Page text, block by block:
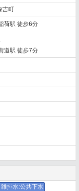
吉町
荷駅 徒歩6分
道駅 徒歩7分
雑排水:公共下水